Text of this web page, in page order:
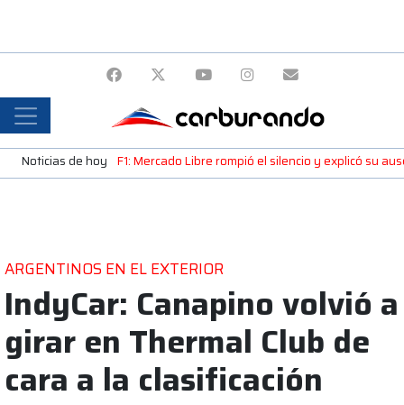
Noticias de hoy F1: Mercado Libre rompió el silencio y explicó su
ARGENTINOS EN EL EXTERIOR
IndyCar: Canapino volvió a
girar en Thermal Club de
cara a la clasificación